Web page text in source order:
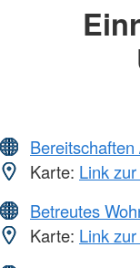
Karte: Link
Betreutes
Karte: Link